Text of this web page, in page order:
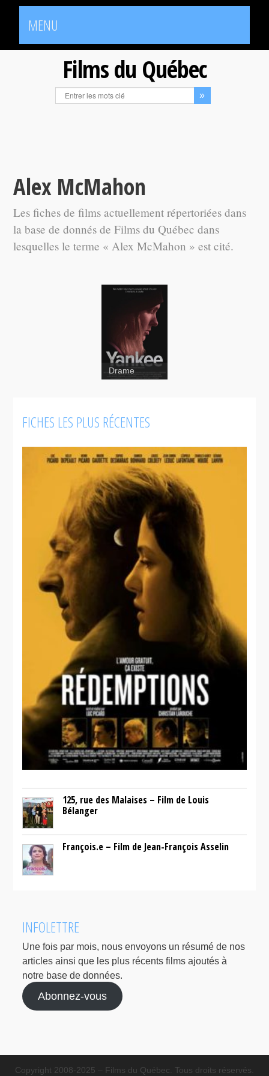
MENU
Films du Québec
Alex McMahon
Les fiches de films actuellement répertoriées dans
la base de donnés de Films du Québec dans
lesquelles le terme « Alex McMahon » est cité.
Drame
FICHES LES PLUS RÉCENTES
125, rue des Malaises – Film de Louis
Bélanger
François.e – Film de Jean-François Asselin
INFOLETTRE
Une fois par mois, nous envoyons un résumé de nos
articles ainsi que les plus récents films ajoutés à
notre base de données.
Abonnez-vous
Copyright 2008-2025 – Films du Québec. Tous droits réservés.